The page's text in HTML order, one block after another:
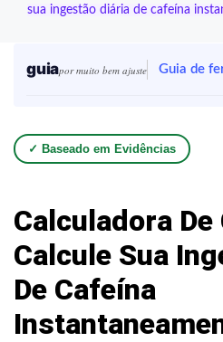
sua ingestão diária de cafeína
guiapor muito bem ajuste Guia de
✓ Baseado em Evidências
Calculadora De
Calcule Sua
De Cafeína